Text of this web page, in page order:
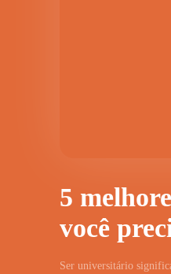
5
você
Ser universitário